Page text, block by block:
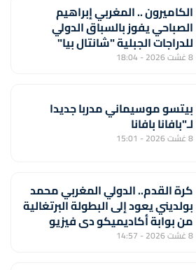
الكاميرون .. المغربي إبراهيم
الصباحي يفوز بالسباق الدولي
للدراجات الجبلية "شانتال بيا"
8 غشت 2026 - 18:04
بيتسو موسيماني مدربا جديدا
لـ"بافانا بافانا
8 غشت 2026 - 15:01
كرة القدم.. الدولي المغربي محمد
بولديني يعود إلى البطولة البرتغالية
من بوابة أكاديميكو دي فيزيو
8 غشت 2026 - 14:57